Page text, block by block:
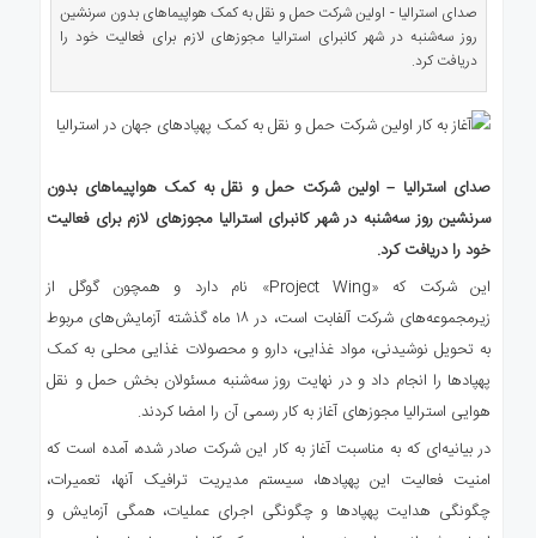
ارتباط
صدای استرالیا - اولین شرکت حمل و نقل به کمک هواپیماهای بدون سرنشین
روز سه‌شنبه در شهر کانبرای استرالیا مجوزهای لازم برای فعالیت خود را
دریافت کرد.
صدای استرالیا – اولین شرکت حمل و نقل به کمک هواپیماهای بدون
سرنشین روز سه‌شنبه در شهر کانبرای استرالیا مجوزهای لازم برای فعالیت
خود را دریافت کرد.
این شرکت که «Project Wing» نام دارد و همچون گوگل از
زیرمجموعه‌های شرکت آلفابت است، در ۱۸ ماه گذشته آزمایش‌های مربوط
به تحویل نوشیدنی، مواد غذایی، دارو و محصولات غذایی محلی به کمک
پهپادها را انجام داد و در نهایت روز سه‌شنبه مسئولان بخش حمل و نقل
هوایی استرالیا مجوزهای آغاز به کار رسمی آن را امضا کردند.
در بیانیه‌ای که به مناسبت آغاز به کار این شرکت صادر شده، آمده است که
امنیت فعالیت این پهپادها، سیستم مدیریت ترافیک آنها، تعمیرات،
چگونگی هدایت پهپادها و چگونگی اجرای عملیات، همگی آزمایش و